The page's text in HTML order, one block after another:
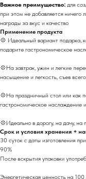
Важное преимущество: для
при этом не добавляется
награды за вкус и качество
Применение продукта
💠 Идеальный вариант подарка,
подарите гастрономическое
💠На завтрак, ужин и легкие
насыщение и легкость, съев
💠На праздничный стол или как
гастрономическое наслаждение
💠Идеально в дорогу, на дачу, на
Срок и условия хранения +
30 суток с даты изготовления
90%
После вскрытия упаковки
Энергетическая ценность на